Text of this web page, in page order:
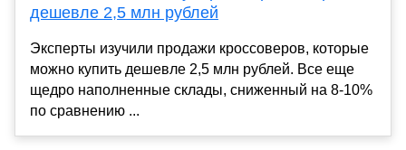
дешевле 2,5 млн рублей
Эксперты изучили продажи кроссоверов, которые
можно купить дешевле 2,5 млн рублей. Все еще
щедро наполненные склады, сниженный на 8-10%
по сравнению ...